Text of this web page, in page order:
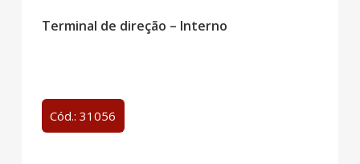
Terminal de direção – Interno
Cód.: 31056